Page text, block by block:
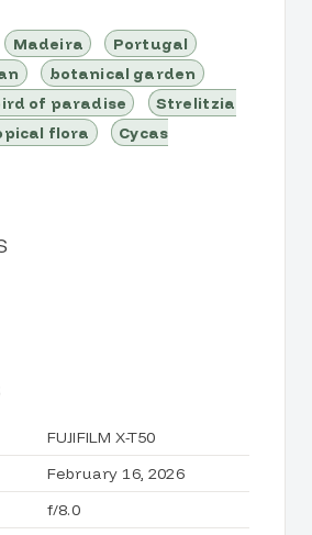
Madeira
Portugal
botanical garden
of paradise
Strelitzia
flora
Cycas
FUJIFILM X-T50
February 16, 2026
f/8.0